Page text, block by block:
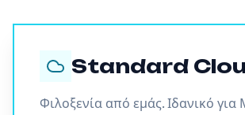
Standard
Φιλοξενία από εμάς. Ιδανικό